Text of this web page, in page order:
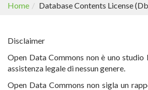
Home Database Contents License
Disclaimer
Open Data Commons non è uno studio
assistenza legale di nessun genere.
Open Data Commons non sigla un